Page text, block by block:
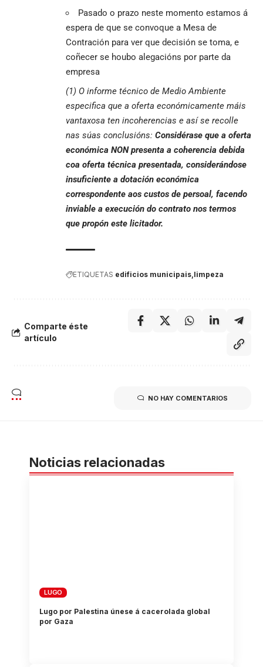
Pasado o prazo neste momento estamos á
espera de que se convoque a Mesa de
Contración para ver que decisión se toma, e
coñecer se houbo alegacións por parte da
empresa
(1) O informe técnico de Medio Ambiente
especifica que a oferta económicamente máis
vantaxosa ten incoherencias e así se recolle
nas súas conclusións: Considérase que a oferta
económica NON presenta a coherencia debida
coa oferta técnica presentada, considerándose
insuficiente a dotación económica
correspondente aos custos de persoal, facendo
inviable a execución do contrato nos termos
que propón este licitador.
ETIQUETAS edificios municipais limpeza
Comparte éste
artículo
NO HAY COMENTARIOS
Noticias relacionadas
LUGO
Lugo por Palestina únese á cacerolada global
por Gaza